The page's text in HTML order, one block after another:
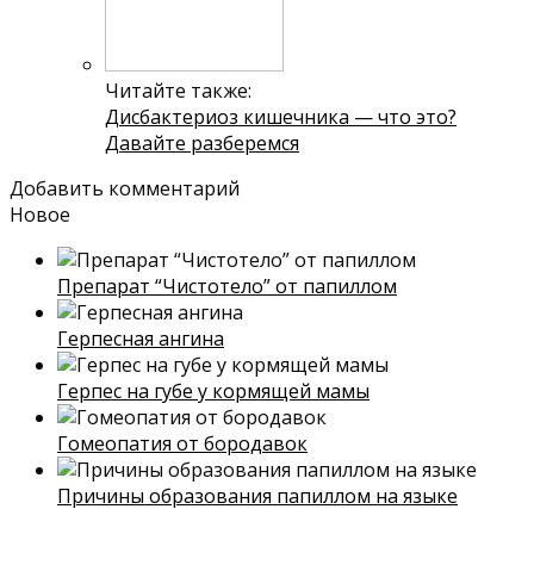
Читайте также:
Дисбактериоз кишечника — что это?
Давайте разберемся
Добавить комментарий
Новое
Препарат “Чистотело” от папиллом
Герпесная ангина
Герпес на губе у кормящей мамы
Гомеопатия от бородавок
Причины образования папиллом на языке